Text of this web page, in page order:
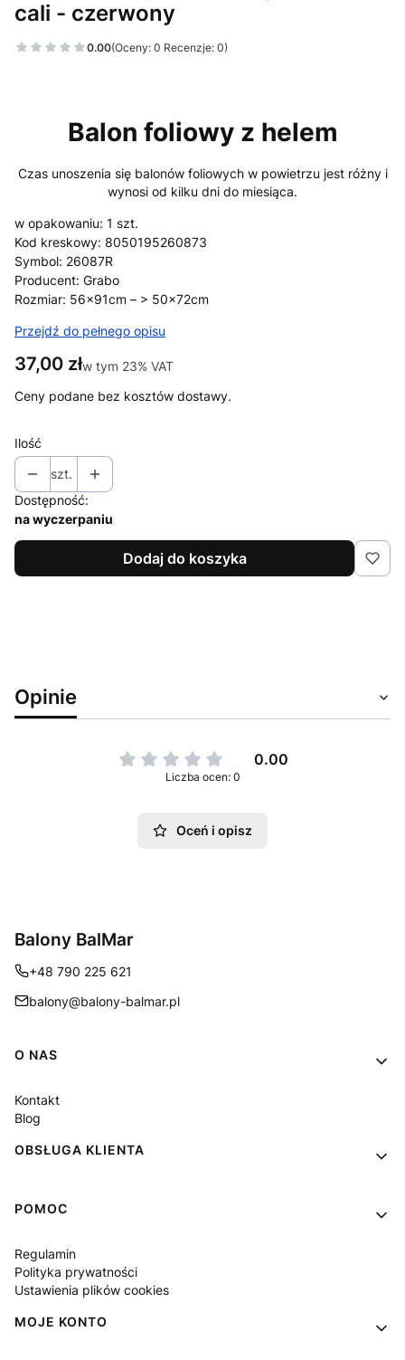
cali - czerwony
0.00(Oceny: 0 Recenzje: 0)
Balon foliowy z helem
Czas unoszenia się balonów foliowych w powietrzu jest różny i
wynosi od kilku dni do miesiąca.
w opakowaniu: 1 szt.
Kod kreskowy: 8050195260873
Symbol: 26087R
Producent: Grabo
Rozmiar: 56x91cm – > 50x72cm
Przejdź do pełnego opisu
Cena
37,00 złw tym 23% VAT
w tym 23% VAT
Ceny podane bez kosztów dostawy.
Ilość
szt.
Dostępność:
na wyczerpaniu
Dodaj do koszyka
Opinie
0.00
Liczba ocen: 0
Oceń i opisz
Balony BalMar
+48 790 225 621
balony@balony-balmar.pl
Linki w stopce
O NAS
Kontakt
Blog
OBSŁUGA KLIENTA
POMOC
Regulamin
Polityka prywatności
Ustawienia plików cookies
MOJE KONTO